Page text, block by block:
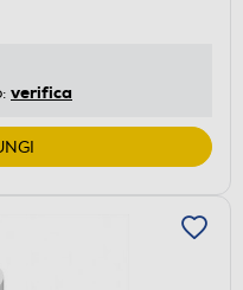
verifica